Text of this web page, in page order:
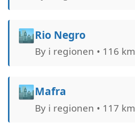
🏙️Rio Negro
By i regionen • 116 km
🏙️Mafra
By i regionen • 117 km